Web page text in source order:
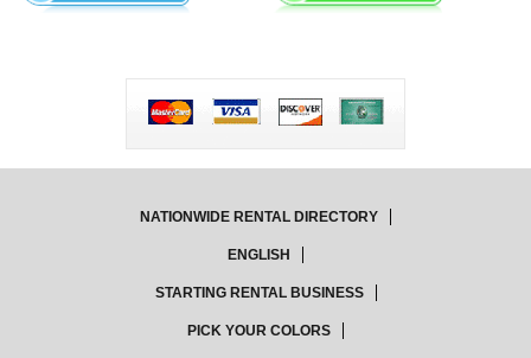
NATIONWIDE RENTAL DIRECTORY
ENGLISH
STARTING RENTAL BUSINESS
PICK YOUR COLORS